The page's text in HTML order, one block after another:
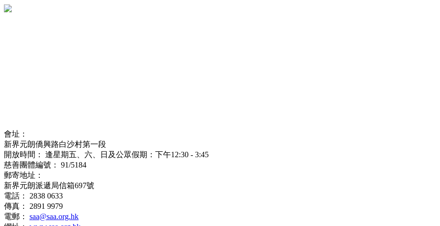
會址：
新界元朗僑興路白沙村第一段
開放時間： 逢星期五、六、日及公眾假期：下午12:30 - 3:45
慈善團體編號： 91/5184
郵寄地址：
新界元朗派遞局信箱697號
電話： 2838 0633
傳真： 2891 9979
電郵： saa@saa.org.hk